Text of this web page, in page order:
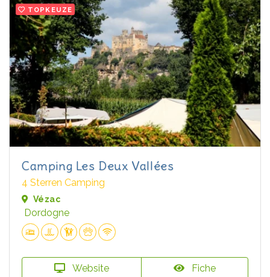
TOPKEUZE
Camping Les Deux Vallées
4 Sterren Camping
Vézac
Dordogne
Website Fiche